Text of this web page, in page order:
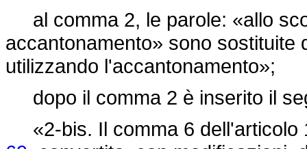
al comma 2, le parole: «allo
accantonamento» sono sostituite
utilizzando l'accantonamento»;
dopo il comma 2 è inserito il
«2-bis. Il comma 6 dell'articolo